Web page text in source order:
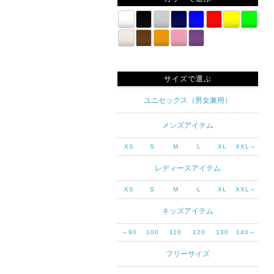
サイズで選ぶ
ユニセックス（男女兼用）
メンズアイテム
XS S M L XL XXL～
レディースアイテム
XS S M L XL XXL～
キッズアイテム
～90 100 110 120 130 140～
フリーサイズ